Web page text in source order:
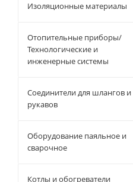
Изоляционные материалы
Отопительные приборы/
Технологические и
инженерные системы
Соединители для шлангов и
рукавов
Оборудование паяльное и
сварочное
Котлы и обогреватели